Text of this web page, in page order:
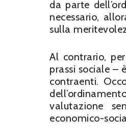
da parte
necessario,
sulla
Al contrario,
prassi sociale –
contraenti.
valutazione
economico-